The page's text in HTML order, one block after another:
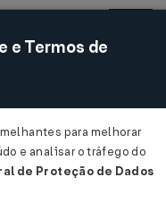
Acessar
e Termos de
para melhorar
e analisar o tráfego do
de Proteção de Dados